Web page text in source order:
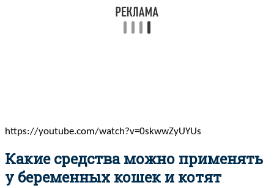
https://youtube.com/watch?v=0skwwZyUYUs
Какие средства можно применять
у беременных кошек и котят